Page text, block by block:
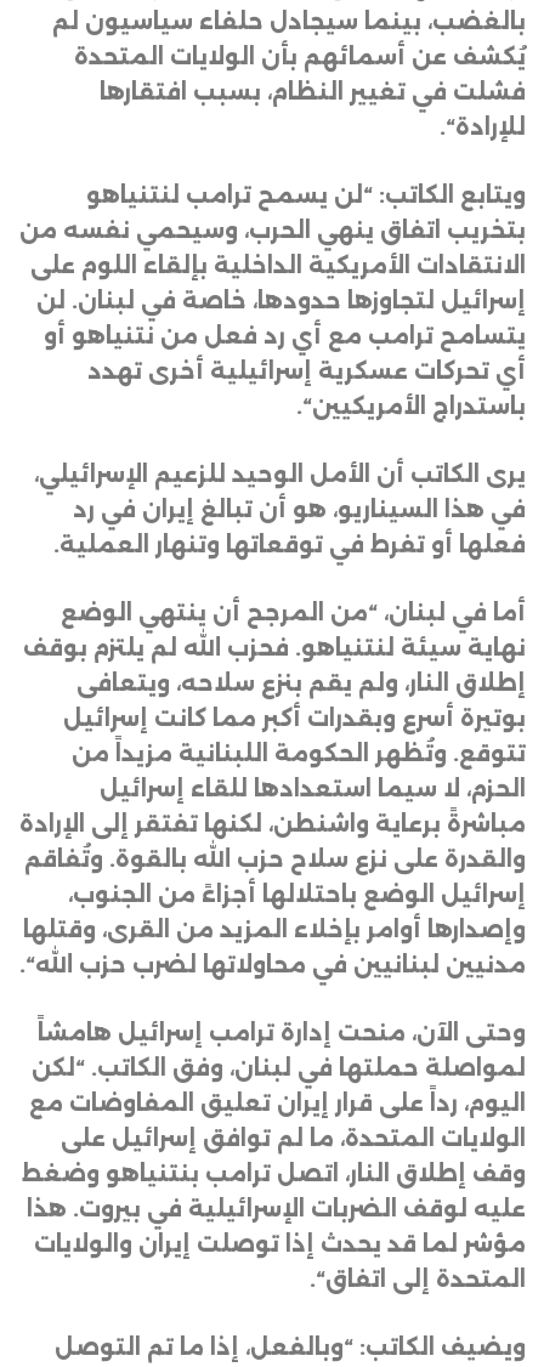
بالغضب، بينما سيجادل حلفاء سياسيون لم
يُكشف عن أسمائهم بأن الولايات المتحدة
فشلت في تغيير النظام، بسبب افتقارها
للإرادة“.
ويتابع الكاتب: “لن يسمح ترامب لنتنياهو
بتخريب اتفاق ينهي الحرب، وسيحمي نفسه من
الانتقادات الأمريكية الداخلية بإلقاء اللوم على
إسرائيل لتجاوزها حدودها، خاصة في لبنان. لن
يتسامح ترامب مع أي رد فعل من نتنياهو أو
أي تحركات عسكرية إسرائيلية أخرى تهدد
باستدراج الأمريكيين“.
يرى الكاتب أن الأمل الوحيد للزعيم الإسرائيلي،
في هذا السيناريو، هو أن تبالغ إيران في رد
فعلها أو تفرط في توقعاتها وتنهار العملية.
أما في لبنان، “من المرجح أن ينتهي الوضع
نهاية سيئة لنتنياهو. فحزب الله لم يلتزم بوقف
إطلاق النار، ولم يقم بنزع سلاحه، ويتعافى
بوتيرة أسرع وبقدرات أكبر مما كانت إسرائيل
تتوقع. وتُظهر الحكومة اللبنانية مزيداً من
الحزم، لا سيما استعدادها للقاء إسرائيل
مباشرةً برعاية واشنطن، لكنها تفتقر إلى الإرادة
والقدرة على نزع سلاح حزب الله بالقوة. وتُفاقم
إسرائيل الوضع باحتلالها أجزاءً من الجنوب،
وإصدارها أوامر بإخلاء المزيد من القرى، وقتلها
مدنيين لبنانيين في محاولاتها لضرب حزب الله“.
وحتى الآن، منحت إدارة ترامب إسرائيل هامشاً
لمواصلة حملتها في لبنان، وفق الكاتب. “لكن
اليوم، رداً على قرار إيران تعليق المفاوضات مع
الولايات المتحدة، ما لم توافق إسرائيل على
وقف إطلاق النار، اتصل ترامب بنتنياهو وضغط
عليه لوقف الضربات الإسرائيلية في بيروت. هذا
مؤشر لما قد يحدث إذا توصلت إيران والولايات
المتحدة إلى اتفاق“.
ويضيف الكاتب: “وبالفعل، إذا ما تم التوصل